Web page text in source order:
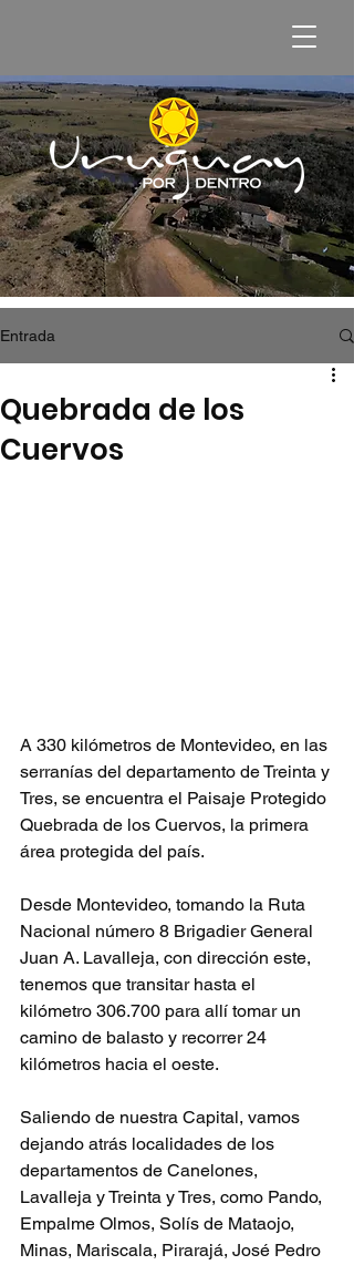
Entrada
Quebrada de los
Cuervos
A 330 kilómetros de Montevideo, en las
serranías del departamento de Treinta y
Tres, se encuentra el Paisaje Protegido
Quebrada de los Cuervos, la primera
área protegida del país.
Desde Montevideo, tomando la Ruta
Nacional número 8 Brigadier General
Juan A. Lavalleja, con dirección este,
tenemos que transitar hasta el
kilómetro 306.700 para allí tomar un
camino de balasto y recorrer 24
kilómetros hacia el oeste.
Saliendo de nuestra Capital, vamos
dejando atrás localidades de los
departamentos de Canelones,
Lavalleja y Treinta y Tres, como Pando,
Empalme Olmos, Solís de Mataojo,
Minas, Mariscala, Pirarajá, José Pedro